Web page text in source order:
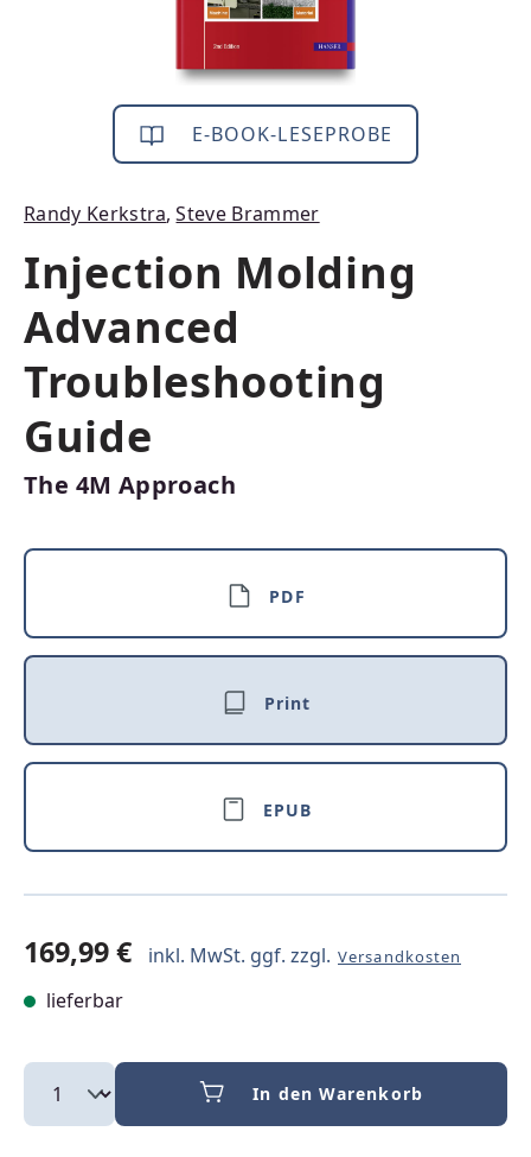
E-BOOK-LESEPROBE
Randy Kerkstra,Steve Brammer
Injection Molding
Advanced
Troubleshooting
Guide
The 4M Approach
PDF
Print
EPUB
169,99 € inkl. MwSt. ggf. zzgl. Versandkosten
lieferbar
In den Warenkorb